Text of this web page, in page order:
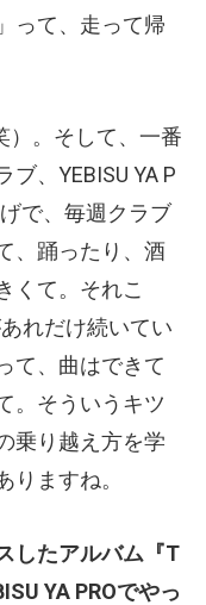
って、走って帰
）。そして、一番
、YEBISU YA P
で、毎週クラブ
、踊ったり、酒
くて。それこ
れだけ続いてい
て、曲はできて
。そういうキツ
乗り越え方を学
りますね。
したアルバム『T
YA PROでやっ